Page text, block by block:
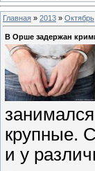
Главная » 2013 » Октябрь
В Орше задержан
крупные.
и у